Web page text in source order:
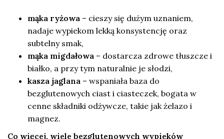
mąka ryżowa – cieszy się dużym uznaniem,
nadaje wypiekom lekką konsystencję oraz
subtelny smak,
mąka migdałowa – dostarcza zdrowe tłuszcze i
białko, a przy tym naturalnie je słodzi,
kasza jaglana – wspaniała baza do
bezglutenowych ciast i ciasteczek, bogata w
cenne składniki odżywcze, takie jak żelazo i
magnez.
Co więcej, wiele bezglutenowych wypieków